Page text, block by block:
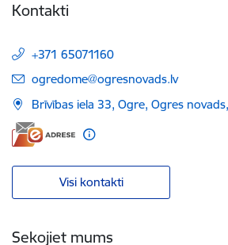
Kontakti
+371 65071160
E-pasts:
ogredome@ogresnovads.lv
Brīvības iela 33, Ogre, Ogres
Visi kontakti
Sekojiet mums